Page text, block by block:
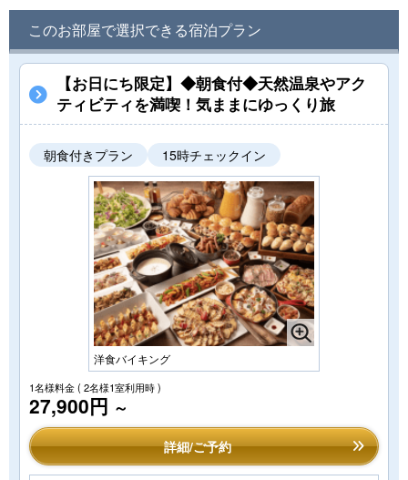
このお部屋で選択できる宿泊プラン
【お日にち限定】◆朝食付◆天然温泉やアク
ティビティを満喫！気ままにゆっくり旅
朝食付きプラン 15時チェックイン
洋食バイキング
1名様料金( 2名様1室利用時 )
27,900円 ～
詳細/ご予約